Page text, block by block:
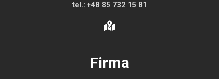
tel.: +48 85 732 15 81
Firma